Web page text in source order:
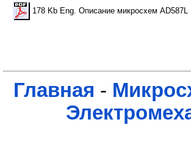
178 Kb Eng. Oписание микросхем AD587L
Главная -